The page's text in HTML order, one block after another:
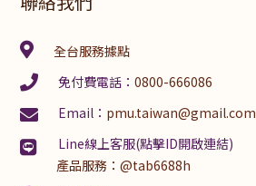
全台服務據點
免付費電話：0800-666086
Email： pmu.taiwan@gmail.com
Line線上客服(點擊ID開啟連結)
產品服務：@tab6688h